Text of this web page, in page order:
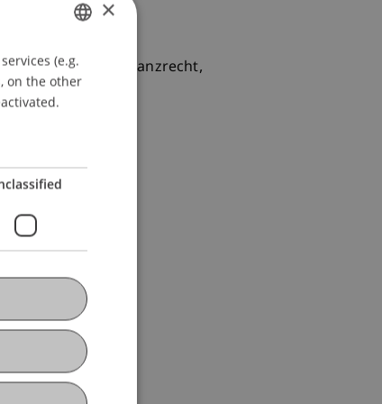
über die
Wien, Institut Finanzrecht,
GERMAN
ENGLISH
×
(e.g.
on the other